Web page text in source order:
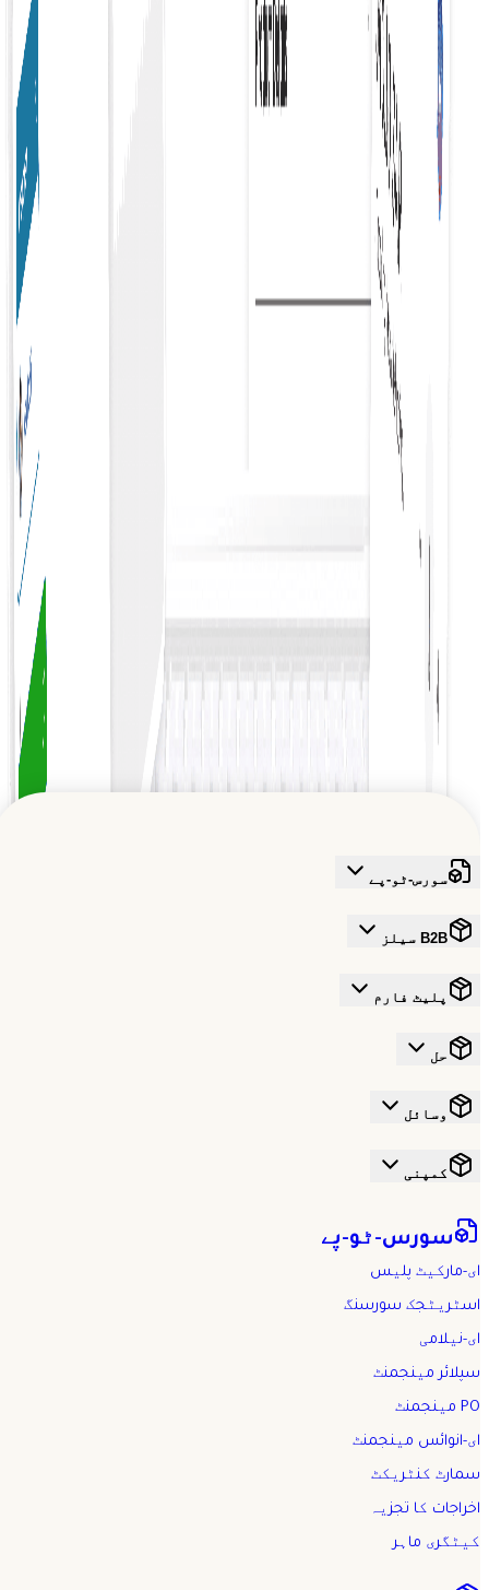
کارپوریٹ خریداری چیک آؤٹ
کاروباروں کے لیے خریداری کے عمل کو ہموار اور موثر بناتا ہے، جو
پیداواریت میں اضافہ کرتا ہے اور اخراجات کے انتظام کو آسان بناتا
منظوری کا ورک فلو
اپنے منظوری کے ورک فلو کو چیک آؤٹ کے ساتھ مربوط کرنا خریداری
کے عمل کو آسان بناتا ہے، بروقت منظوریوں کو یقینی بناتا ہے اور
خریداری کے عمل میں کارکردگی کو بہتر بناتا ہے۔
آپ کے آرڈر کے ساتھ بجٹ یا منصوبوں کو آسانی سے منسلک کرنا
مالیاتی انتظام کو ہموار کرتا ہے، جس سے درست ٹریکنگ اور
وسائل کی مؤثر تقسیم یقینی ہوتی ہے۔
ہمارے مارکیٹ پلیس کو دریافت کریں
اس قابلِ اعتماد نیٹ ورک میں شامل ہوں جو تجارت کے مستقبل کو
تشکیل دے رہا ہے
مفت سائن اپ کریں
سورس-ٹو-پے
B2B سیلز
پلیٹ فارم
حل
وسائل
کمپنی
سورس-ٹو-پے
ای-مارکیٹ پلیس
اسٹریٹجک سورسنگ
ای-نیلامی
سپلائر مینجمنٹ
PO مینجمنٹ
ای-انوائس مینجمنٹ
سمارٹ کنٹریکٹ
اخراجات کا تجزیہ
کیٹگری ماہر